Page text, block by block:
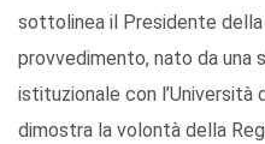
sottolinea il Presidente della
provvedimento, nato da una
istituzionale con l’Università
dimostra la volontà della